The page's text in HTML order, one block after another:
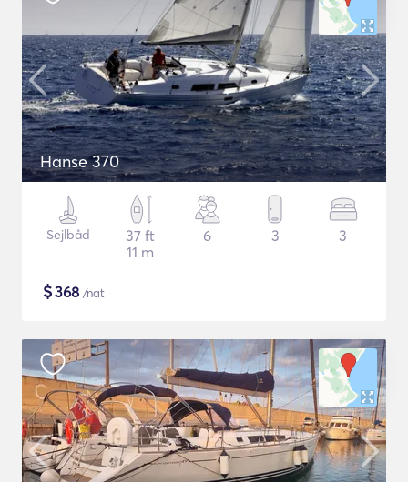
Hanse 370
Sejlbåd
37 ft
11 m
6 3 3
$368 /nat